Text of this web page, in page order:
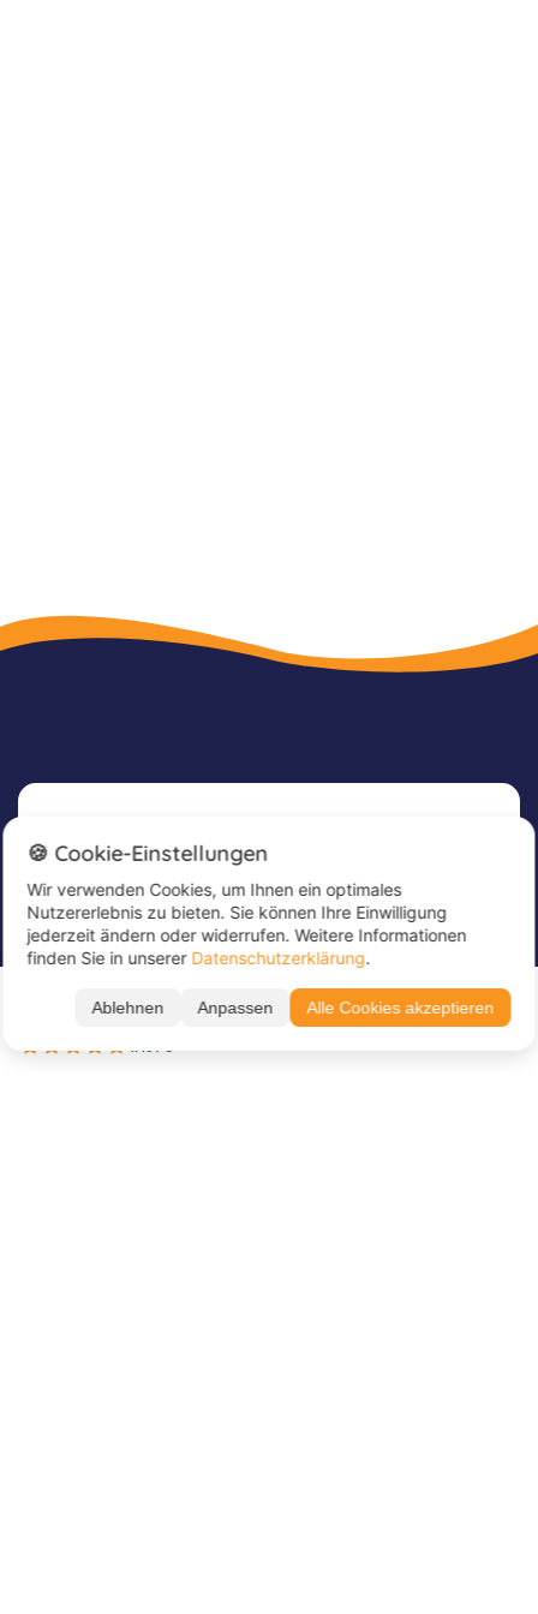
Ab CHF 809
zur Buchung →
Newsletter
Melde dich jetzt für unseren Newsletter an, um
tolle Angebote zu erhalten und immer up to
date zu sein!
Trage hier deine E-Mail Adresse ein*
🍪 Cookie-Einstellungen
Wir verwenden Cookies, um Ihnen ein optimales
Nutzererlebnis zu bieten. Sie können Ihre Einwilligung
jederzeit ändern oder widerrufen. Weitere Informationen
finden Sie in unserer Datenschutzerklärung.
Ablehnen Anpassen Alle Cookies akzeptieren